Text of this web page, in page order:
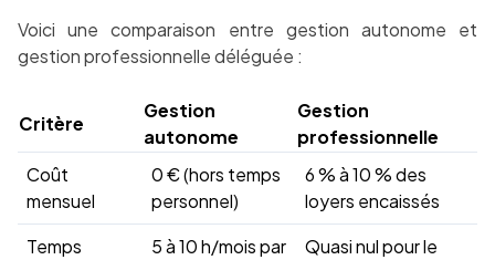
Voici une comparaison entre gestion autonome et
gestion professionnelle déléguée :
Critère
Gestion
autonome
Gestion
professionnelle
Coût
mensuel
0 € (hors temps
personnel)
6 % à 10 % des
loyers encaissés
Temps
5 à 10 h/mois par
Quasi nul pour le